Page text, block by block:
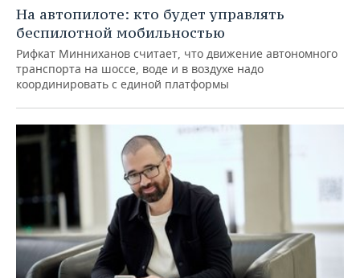
На автопилоте: кто будет управлять
беспилотной мобильностью
Рифкат Минниханов считает, что движение автономного
транспорта на шоссе, воде и в воздухе надо
координировать с единой платформы